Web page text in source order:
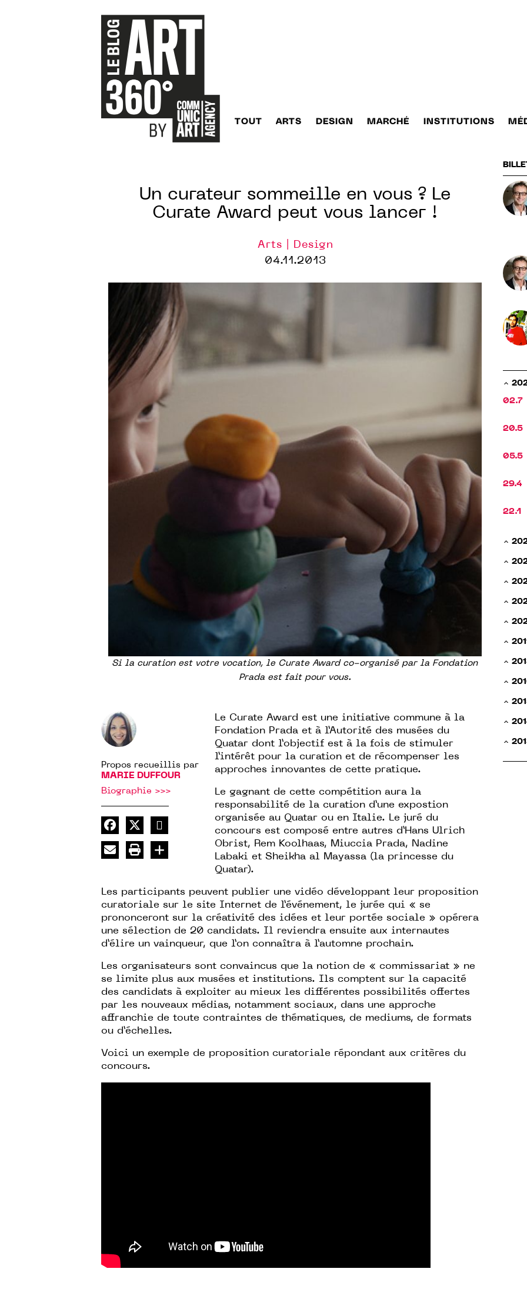
TOUT ARTS DESIGN MARCHÉ INSTITUTIONS
Un curateur sommeille en vous ? Le
Curate Award peut vous lancer !
Arts | Design
04.11.2013
Si la curation est votre vocation, le Curate Award co-organisé par la Fondation
Prada est fait pour vous.
Propos recueillis par
MARIE DUFFOUR
Biographie >>>
Le Curate Award est une initiative commune à la
Fondation Prada et à l’Autorité des musées du
Quatar dont l’objectif est à la fois de stimuler
l’intérêt pour la curation et de récompenser les
approches innovantes de cette pratique.
Le gagnant de cette compétition aura la
responsabilité de la curation d’une expostion
organisée au Quatar ou en Italie. Le juré du
concours est composé entre autres d’Hans Ulrich
Obrist, Rem Koolhaas, Miuccia Prada, Nadine
Labaki et Sheikha al Mayassa (la princesse du
Quatar).
Les participants peuvent publier une vidéo développant leur proposition
curatoriale sur le site Internet de l’événement, le jurée qui « se
prononceront sur la créativité des idées et leur portée sociale » opérera
une sélection de 20 candidats. Il reviendra ensuite aux internautes
d’élire un vainqueur, que l’on connaîtra à l’automne prochain.
Les organisateurs sont convaincus que la notion de « commissariat » ne
se limite plus aux musées et institutions. Ils comptent sur la capacité
des candidats à exploiter au mieux les différentes possibilités offertes
par les nouveaux médias, notamment sociaux, dans une approche
affranchie de toute contraintes de thématiques, de mediums, de formats
ou d’échelles.
Voici un exemple de proposition curatoriale répondant aux critères du
concours.
02.7
20.5
05.5
29.4
22.1